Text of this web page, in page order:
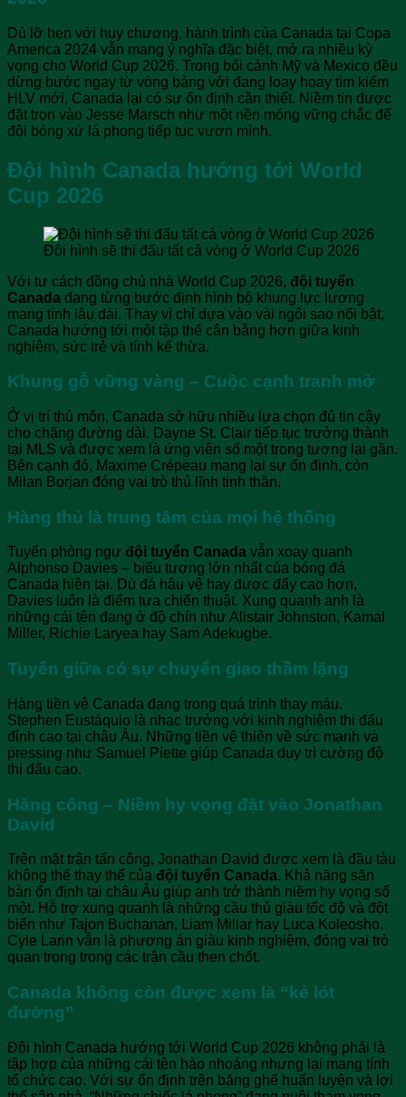
Dù lỡ hẹn với huy chương, hành trình của Canada tại Copa
America 2024 vẫn mang ý nghĩa đặc biệt, mở ra nhiều kỳ
vọng cho World Cup 2026. Trong bối cảnh Mỹ và Mexico đều
dừng bước ngay từ vòng bảng với đang loay hoay tìm kiếm
HLV mới, Canada lại có sự ổn định cần thiết. Niềm tin được
đặt trọn vào Jesse Marsch như một nền móng vững chắc để
đội bóng xứ lá phong tiếp tục vươn mình.
Đội hình Canada hướng tới World
Cup 2026
Đội hình sẽ thi đấu tất cả vòng ở World Cup 2026
Với tư cách đồng chủ nhà World Cup 2026, đội tuyển
Canada đang từng bước định hình bộ khung lực lượng
mang tính lâu dài. Thay vì chỉ dựa vào vài ngôi sao nổi bật,
Canada hướng tới một tập thể cân bằng hơn giữa kinh
nghiệm, sức trẻ và tính kế thừa.
Khung gỗ vững vàng – Cuộc cạnh tranh mở
Ở vị trí thủ môn, Canada sở hữu nhiều lựa chọn đủ tin cậy
cho chặng đường dài. Dayne St. Clair tiếp tục trưởng thành
tại MLS và được xem là ứng viên số một trong tương lai gần.
Bên cạnh đó, Maxime Crépeau mang lại sự ổn định, còn
Milan Borjan đóng vai trò thủ lĩnh tinh thần.
Hàng thủ là trung tâm của mọi hệ thống
Tuyến phòng ngự đội tuyển Canada vẫn xoay quanh
Alphonso Davies – biểu tượng lớn nhất của bóng đá
Canada hiện tại. Dù đá hậu vệ hay được đẩy cao hơn,
Davies luôn là điểm tựa chiến thuật. Xung quanh anh là
những cái tên đang ở độ chín như Alistair Johnston, Kamal
Miller, Richie Laryea hay Sam Adekugbe.
Tuyến giữa có sự chuyển giao thầm lặng
Hàng tiền vệ Canada đang trong quá trình thay máu.
Stephen Eustáquio là nhạc trưởng với kinh nghiệm thi đấu
đỉnh cao tại châu Âu. Những tiền vệ thiên về sức mạnh và
pressing như Samuel Piette giúp Canada duy trì cường độ
thi đấu cao.
Hàng công – Niềm hy vọng đặt vào Jonathan
David
Trên mặt trận tấn công, Jonathan David được xem là đầu tàu
không thể thay thế của đội tuyển Canada. Khả năng săn
bàn ổn định tại châu Âu giúp anh trở thành niềm hy vọng số
một. Hỗ trợ xung quanh là những cầu thủ giàu tốc độ và đột
biến như Tajon Buchanan, Liam Millar hay Luca Koleosho.
Cyle Larin vẫn là phương án giàu kinh nghiệm, đóng vai trò
quan trọng trong các trận cầu then chốt.
Canada không còn được xem là “kẻ lót
đường”
Đội hình Canada hướng tới World Cup 2026 không phải là
tập hợp của những cái tên hào nhoáng nhưng lại mang tính
tổ chức cao. Với sự ổn định trên băng ghế huấn luyện và lợi